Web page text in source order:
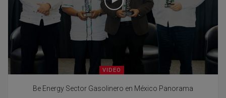
VIDEO
Be Energy Sector Gasolinero en México Panorama